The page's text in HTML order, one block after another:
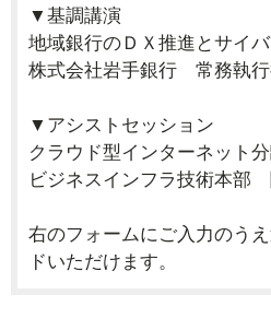
▼基調講演
地域銀行のＤＸ推進とサイ
株式会社岩手銀行 常務執
▼アシストセッション
クラウド型インターネット
ビジネスインフラ技術本部
右のフォームにご入力のう
ドいただけます。